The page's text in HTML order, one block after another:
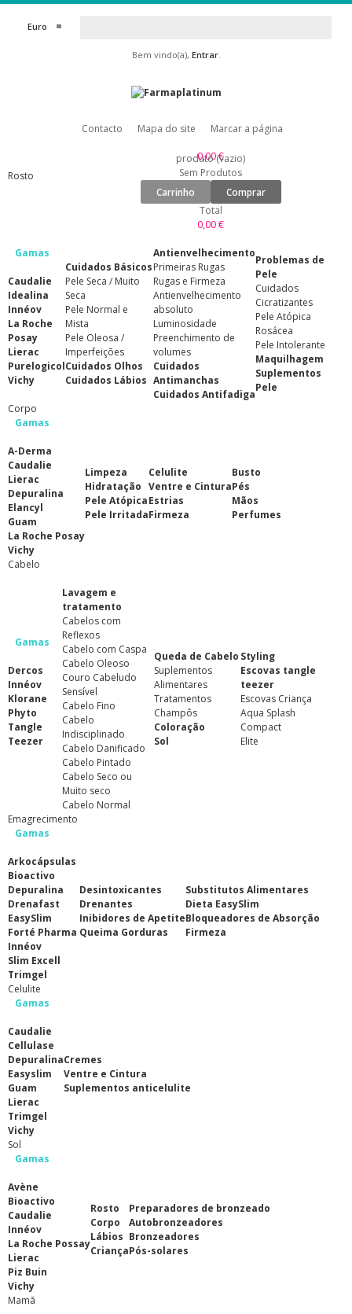
Euro
Bem vindo(a), Entrar.
Contacto Mapa do site Marcar a página
0,00 €
produto (vazio)
Sem Produtos
Carrinho
Comprar
Total
0,00 €
Rosto
Gamas
Caudalie
Idealina
Innéov
La Roche
Posay
Lierac
Purelogicol
Vichy
Cuidados Básicos
Pele Seca / Muito
Seca
Pele Normal e
Mista
Pele Oleosa /
Imperfeições
Cuidados Olhos
Cuidados Lábios
Antienvelhecimento
Primeiras Rugas
Rugas e Firmeza
Antienvelhecimento
absoluto
Luminosidade
Preenchimento de
volumes
Cuidados
Antimanchas
Cuidados Antifadiga
Problemas de
Pele
Cuidados
Cicratizantes
Pele Atópica
Rosácea
Pele Intolerante
Maquilhagem
Suplementos
Pele
Corpo
Gamas
A-Derma
Caudalie
Lierac
Depuralina
Elancyl
Guam
La Roche Posay
Vichy
Limpeza
Hidratação
Pele Atópica
Pele Irritada
Celulite
Ventre e Cintura
Estrias
Firmeza
Busto
Pés
Mãos
Perfumes
Cabelo
Gamas
Dercos
Innéov
Klorane
Phyto
Tangle
Teezer
Lavagem e
tratamento
Cabelos com
Reflexos
Cabelo com Caspa
Cabelo Oleoso
Couro Cabeludo
Sensível
Cabelo Fino
Cabelo
Indisciplinado
Cabelo Danificado
Cabelo Pintado
Cabelo Seco ou
Muito seco
Cabelo Normal
Queda de Cabelo
Suplementos
Alimentares
Tratamentos
Champôs
Coloração
Sol
Styling
Escovas tangle
teezer
Escovas Criança
Aqua Splash
Compact
Elite
Emagrecimento
Gamas
Arkocápsulas
Bioactivo
Depuralina
Drenafast
EasySlim
Forté Pharma
Innéov
Slim Excell
Trimgel
Desintoxicantes
Drenantes
Inibidores de Apetite
Queima Gorduras
Substitutos Alimentares
Dieta EasySlim
Bloqueadores de Absorção
Firmeza
Celulite
Gamas
Caudalie
Cellulase
Depuralina
Easyslim
Guam
Lierac
Trimgel
Vichy
Cremes
Ventre e Cintura
Suplementos anticelulite
Sol
Gamas
Avène
Bioactivo
Caudalie
Innéov
La Roche Possay
Lierac
Piz Buin
Vichy
Rosto
Corpo
Lábios
Criança
Preparadores de bronzeado
Autobronzeadores
Bronzeadores
Pós-solares
Mamã